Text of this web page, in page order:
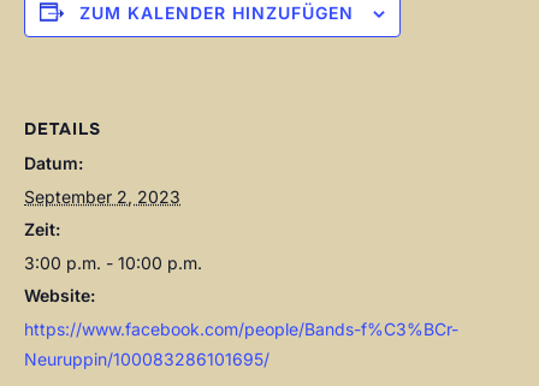
ZUM KALENDER HINZUFÜGEN
DETAILS
Datum:
September 2, 2023
Zeit:
3:00 p.m. - 10:00 p.m.
Website:
https://www.facebook.com/people/Bands-f%C3%BCr-
Neuruppin/100083286101695/